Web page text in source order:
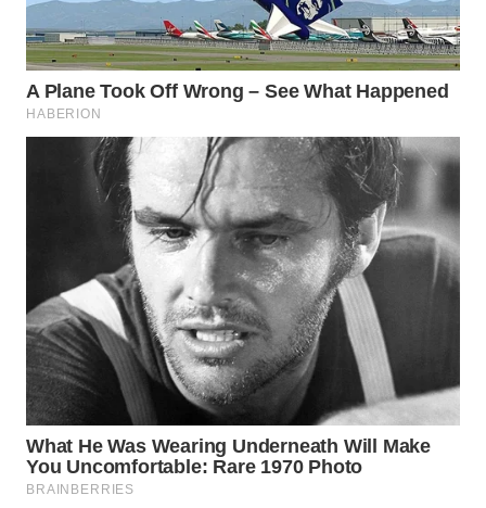
WN
SEMARANG
WN
SOLO
BOROBUDUR
WN
MADURA
WN
SURABAYA
WN
NATUNA